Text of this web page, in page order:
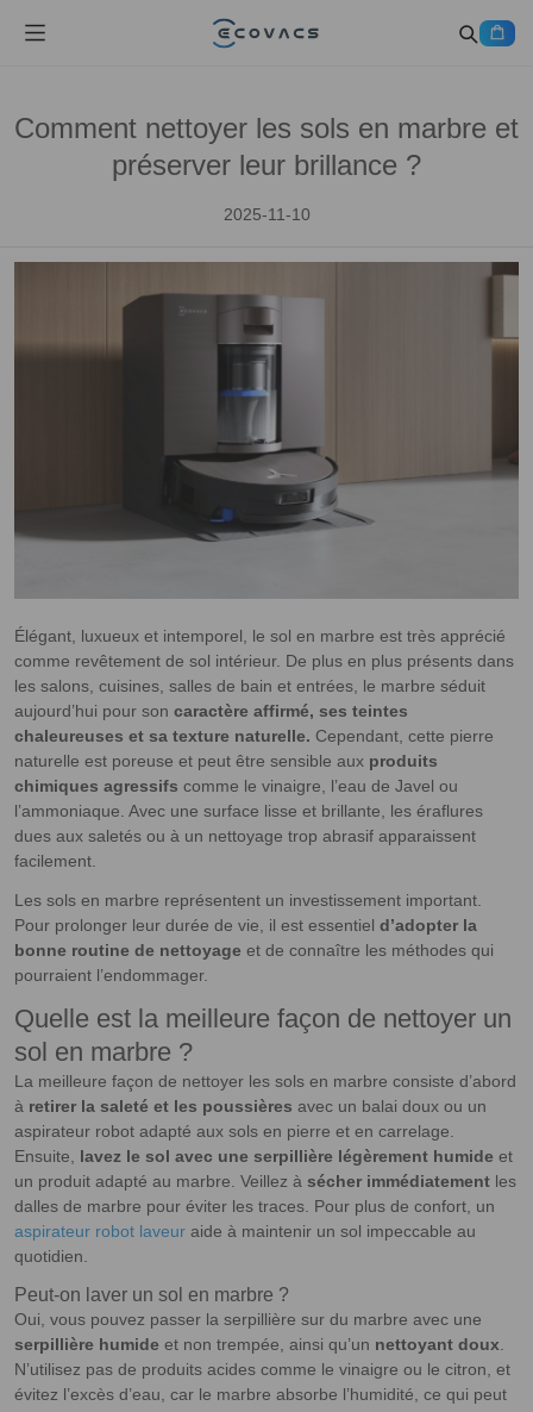
Comment nettoyer les sols en marbre et
préserver leur brillance ?
2025-11-10
Élégant, luxueux et intemporel, le sol en marbre est très apprécié
comme revêtement de sol intérieur. De plus en plus présents dans
les salons, cuisines, salles de bain et entrées, le marbre séduit
aujourd’hui pour son caractère affirmé, ses teintes
chaleureuses et sa texture naturelle. Cependant, cette pierre
naturelle est poreuse et peut être sensible aux produits
chimiques agressifs comme le vinaigre, l’eau de Javel ou
l’ammoniaque. Avec une surface lisse et brillante, les éraflures
dues aux saletés ou à un nettoyage trop abrasif apparaissent
facilement.
Les sols en marbre représentent un investissement important.
Pour prolonger leur durée de vie, il est essentiel d’adopter la
bonne routine de nettoyage et de connaître les méthodes qui
pourraient l’endommager.
Quelle est la meilleure façon de nettoyer un
sol en marbre ?
La meilleure façon de nettoyer les sols en marbre consiste d’abord
à retirer la saleté et les poussières avec un balai doux ou un
aspirateur robot adapté aux sols en pierre et en carrelage.
Ensuite,
lavez le sol avec une serpillière légèrement humide et
un produit adapté au marbre. Veillez à sécher immédiatement les
dalles de marbre pour éviter les traces. Pour plus de confort, un
aspirateur robot laveur aide à maintenir un sol impeccable au
quotidien.
Peut-on laver un sol en marbre ?
Oui, vous pouvez passer la serpillière sur du marbre avec une
serpillière humide et non trempée, ainsi qu’un nettoyant doux
N’utilisez pas de produits acides comme le vinaigre ou le citron, et
évitez l’excès d’eau, car le marbre absorbe l’humidité, ce qui peut